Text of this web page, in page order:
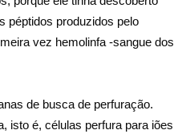
péptidos produzidos pelo
vez hemolinfa -sangue dos
de busca de perfuração.
isto é, células perfura para iões